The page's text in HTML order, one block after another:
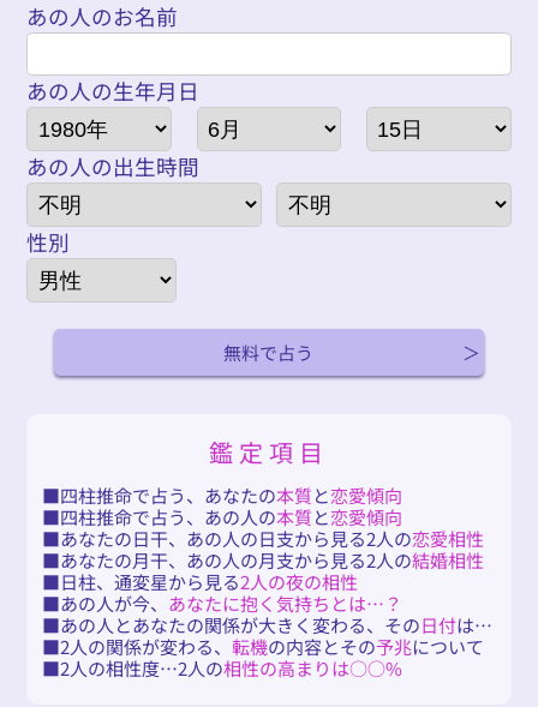
あの人のお名前
あの人の生年月日
あの人の出生時間
性別
無料で占う
鑑定項目
四柱推命で占う、あなたの本質と恋愛傾向
四柱推命で占う、あの人の本質と恋愛傾向
あなたの日干、あの人の日支から見る2人の恋愛相性
あなたの月干、あの人の月支から見る2人の結婚相性
日柱、通変星から見る2人の夜の相性
あの人が今、 あなたに抱く気持ちとは…？
あの人とあなたの関係が大きく変わる、その日付は…
2人の関係が変わる、 転機の内容とその予兆について
2人の相性度…2人の相性の高まりは○○%